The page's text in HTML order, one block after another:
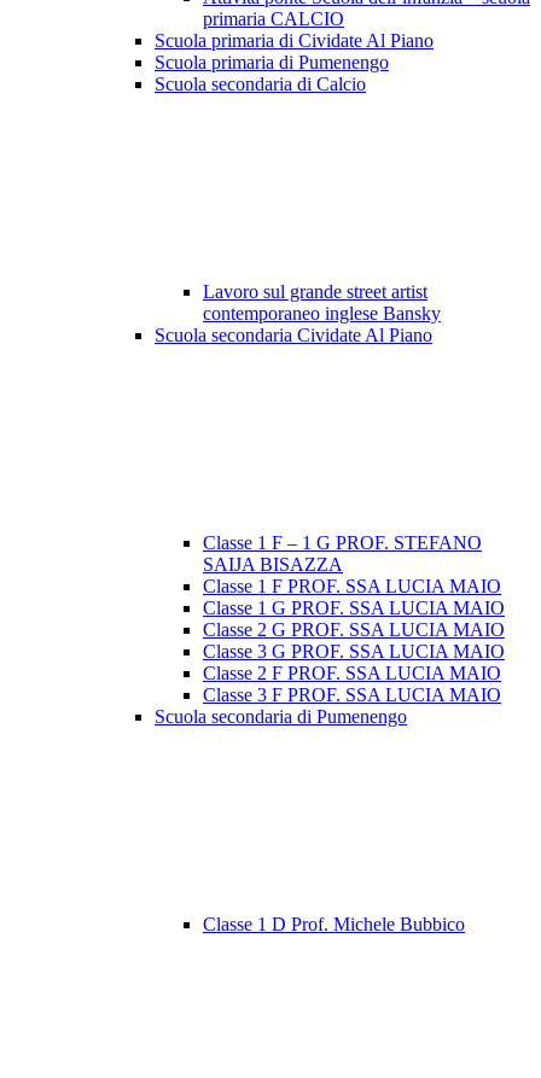
primaria CALCIO
Scuola primaria di Cividate Al Piano
Scuola primaria di Pumenengo
Scuola secondaria di Calcio
Lavoro sul grande street artist
contemporaneo inglese Bansky
Scuola secondaria Cividate Al Piano
Classe 1 F – 1 G PROF. STEFANO
SAIJA BISAZZA
Classe 1 F PROF. SSA LUCIA MAIO
Classe 1 G PROF. SSA LUCIA MAIO
Classe 2 G PROF. SSA LUCIA MAIO
Classe 3 G PROF. SSA LUCIA MAIO
Classe 2 F PROF. SSA LUCIA MAIO
Classe 3 F PROF. SSA LUCIA MAIO
Scuola secondaria di Pumenengo
Classe 1 D Prof. Michele Bubbico